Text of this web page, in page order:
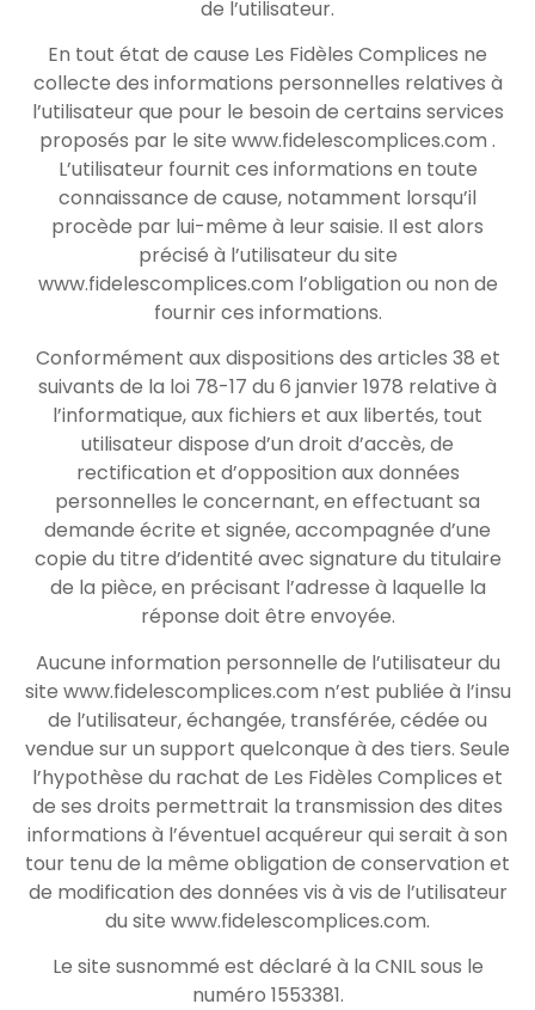
de l’utilisateur.
En tout état de cause Les Fidèles Complices ne
collecte des informations personnelles relatives à
l’utilisateur que pour le besoin de certains services
proposés par le site www.fidelescomplices.com .
L’utilisateur fournit ces informations en toute
connaissance de cause, notamment lorsqu’il
procède par lui-même à leur saisie. Il est alors
précisé à l’utilisateur du site
www.fidelescomplices.com l’obligation ou non de
fournir ces informations.
Conformément aux dispositions des articles 38 et
suivants de la loi 78-17 du 6 janvier 1978 relative à
l’informatique, aux fichiers et aux libertés, tout
utilisateur dispose d’un droit d’accès, de
rectification et d’opposition aux données
personnelles le concernant, en effectuant sa
demande écrite et signée, accompagnée d’une
copie du titre d’identité avec signature du titulaire
de la pièce, en précisant l’adresse à laquelle la
réponse doit être envoyée.
Aucune information personnelle de l’utilisateur du
site www.fidelescomplices.com n’est publiée à l’insu
de l’utilisateur, échangée, transférée, cédée ou
vendue sur un support quelconque à des tiers. Seule
l’hypothèse du rachat de Les Fidèles Complices et
de ses droits permettrait la transmission des dites
informations à l’éventuel acquéreur qui serait à son
tour tenu de la même obligation de conservation et
de modification des données vis à vis de l’utilisateur
du site www.fidelescomplices.com.
Le site susnommé est déclaré à la CNIL sous le
numéro 1553381.